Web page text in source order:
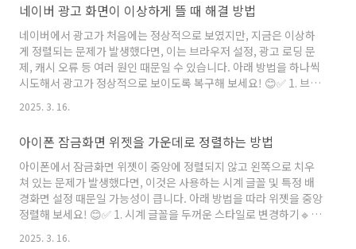
드라이버가 설치되어 있으면 HD Audio 드라이버를 설치해도 정상
적으로 작동하지 않을 수 있습니다.우선, 현재 설치된 오디오 드라이
버를 완전히 삭제하고 다시 설치해보세요.📌 오디오 드라이버 삭제
방법1️⃣ Win + X 키 → 장치 관리자 ..
네이버 광고 화면이 이상하게 뜰 때 해결 방법
네이버에서 광고가 처음에는 정상적으로 보였지만, 지금은 이상하
게 정렬되는 문제가 발생했다면, 이는 브라우저 설정, 광고 로딩 문
제, 캐시 오류 등 여러 원인 때문일 수 있습니다. 아래 방법을 하나씩
시도해서 광고가 정상적으로 보이도록 복구해 보세요! 😊✅ 1. 브라
이아웃이 무너지는 문제는브라우저 캐시 및 쿠키가 오래되었거나
롬, 삼성 인터넷, 네이버 웨일 공통)1️⃣ 설정 → 애플리케이션(앱 관
리) → 사용 중인 브라우저 선택2️⃣ 저장 공간 → 캐시 삭제3️⃣ 브라우
저를 완전히 종료 후 다시 실행하여 확인💡 캐시 삭제 후에도 문제가
해결되지 않으면, "쿠키 및 사이트..
2025. 3. 16.
아이폰 잠금화면 위젯을 가운데로 정렬하는 방법
아이폰에서 잠금화면 위젯이 중앙에 정렬되지 않고 왼쪽으로 치우
쳐 있는 문제가 발생했다면, 이것은 사용하는 시계 글꼴 및 특정 배
경화면 설정 때문일 가능성이 큽니다. 아래 방법을 따라 위젯을 중앙
정렬해 보세요! 😊✅ 1. 시계 글꼴을 두꺼운 스타일로 변경하기🔹
정렬되는 현상이 있습니다.🔹 더 두꺼운 글씨체로 변경하면 위젯이
2025. 3. 16.